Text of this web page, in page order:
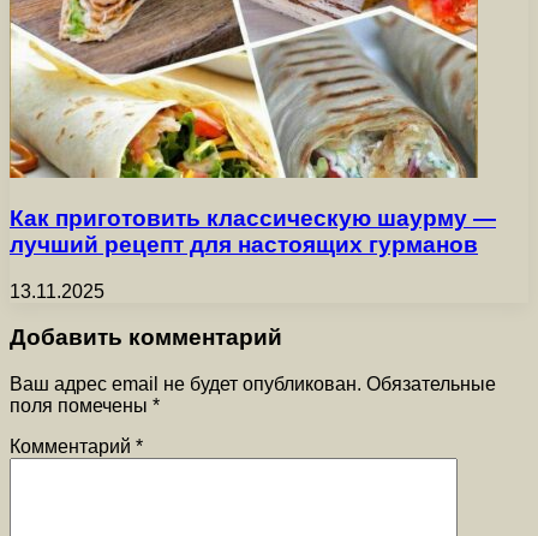
Как приготовить классическую шаурму —
лучший рецепт для настоящих гурманов
13.11.2025
Добавить комментарий
Ваш адрес email не будет опубликован. Обязательные
поля помечены *
Комментарий *